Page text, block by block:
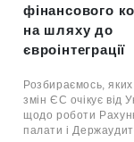
фінансового
на шляху до
євроінтеграції
Розбираємось,
змін ЄС очікує від
щодо роботи
палати і